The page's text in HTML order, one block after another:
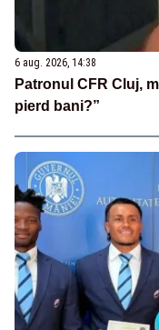
6 aug. 2026, 14:38
Patronul CFR Cluj,
pierd bani?”